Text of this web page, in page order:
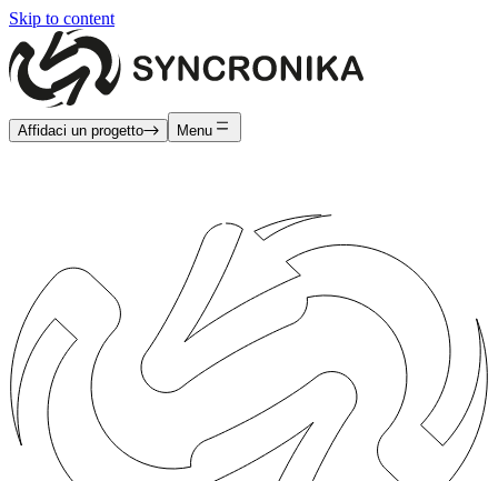
Skip to content
Affidaci un progetto Menu